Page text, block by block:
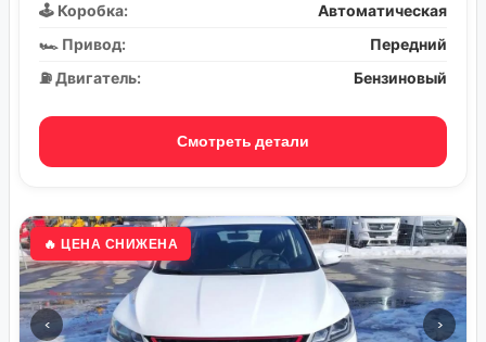
🕹️ Коробка:
Автоматическая
🏎️ Привод:
Передний
⛽ Двигатель:
Бензиновый
Смотреть детали
🔥 ЦЕНА СНИЖЕНА
‹ ›